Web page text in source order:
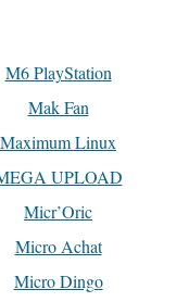
M6 PlayStation
Mak Fan
Maximum Linux
UPLOAD
Micr’Oric
Micro Achat
Micro Dingo